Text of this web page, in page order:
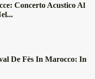
Concerto Acustico Al
De Fès In Marocco: In